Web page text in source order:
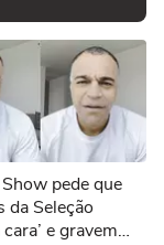
pede que
da Seleção
e gravem